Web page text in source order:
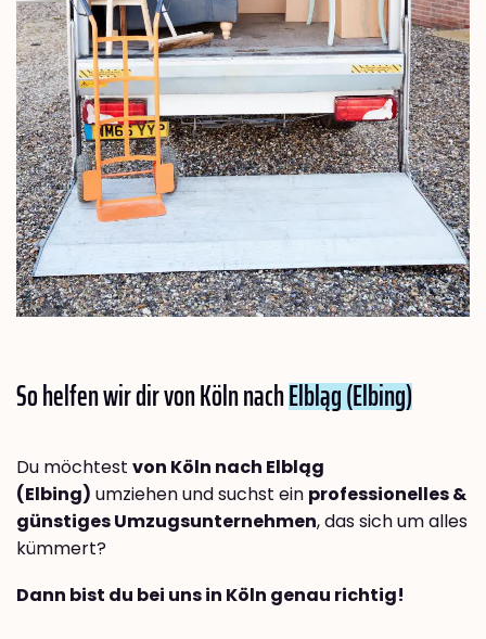
So helfen wir dir von Köln nachElbląg (Elbing)
Du möchtest von Köln nach Elbląg
(Elbing) umziehen und suchst ein professionelles &
günstiges Umzugsunternehmen, das sich um alles
kümmert?
Dann bist du bei uns in Köln genau richtig!